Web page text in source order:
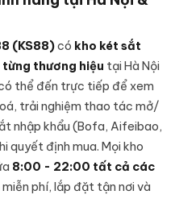
từ thép cường lực dày 5mm,
4 chốt khóa thép Φ22mm
két.
chia 4 khoang chính + 1
phụ.
biến rung 3 trục báo động.
(KS88)có kho két sắt
thương hiệu tại Hà Nội
có thể đến trực tiếp để xem
trải nghiệm thao tác mở/
nhập khẩu (Bofa, Aifeibao,
quyết định mua. Mọi kho
8:00 - 22:00 tất cả các
phí, lắp đặt tận nơi và